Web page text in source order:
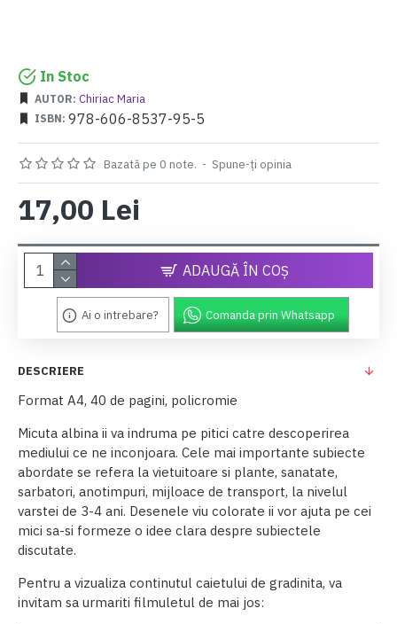
In Stoc
AUTOR: Chiriac Maria
ISBN: 978-606-8537-95-5
Bazată pe 0 note. - Spune-ţi opinia
17,00 Lei
ADAUGĂ ÎN COŞ
Ai o intrebare? Comanda prin Whatsapp
DESCRIERE
Format A4, 40 de pagini, policromie
Micuta albina ii va indruma pe pitici catre descoperirea
mediului ce ne inconjoara. Cele mai importante subiecte
abordate se refera la vietuitoare si plante, sanatate,
sarbatori, anotimpuri, mijloace de transport, la nivelul
varstei de 3-4 ani. Desenele viu colorate ii vor ajuta pe cei
mici sa-si formeze o idee clara despre subiectele
discutate.
Pentru a vizualiza continutul caietului de gradinita, va
invitam sa urmariti filmuletul de mai jos: